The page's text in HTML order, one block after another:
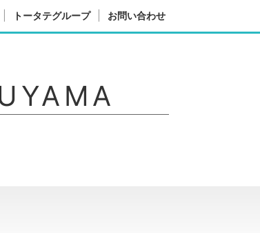
トータテグループ お問い合わせ